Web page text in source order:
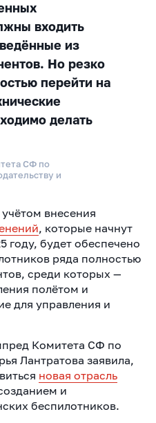
входить
из
Но резко
перейти на
делать
СФ по
и
внесения
, которые начнут
году, будет обеспечено
ряда полностью
среди которых —
полётом и
для управления и
Комитета СФ по
Лантратова заявила,
новая отрасль
и
беспилотников.